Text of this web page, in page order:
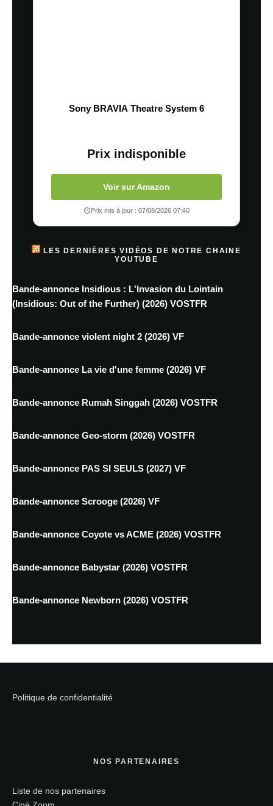
Sony BRAVIA Theatre System 6
Prix indisponible
Voir sur Amazon
Prix mis à jour : 07/08/2026 07:40
LES DERNIÈRES VIDÉOS DE NOTRE CHAINE
YOUTUBE
Bande-annonce Insidious : L'Invasion du Lointain
(Insidious: Out of the Further) (2026) VOSTFR
Bande-annonce violent night 2 (2026) VF
Bande-annonce La vie d'une femme (2026) VF
Bande-annonce Rumah Singgah (2026) VOSTFR
Bande-annonce Geo-storm (2026) VOSTFR
Bande-annonce PAS SI SEULS (2027) VF
Bande-annonce Scrooge (2026) VF
Bande-annonce Coyote vs ACME (2026) VOSTFR
Bande-annonce Babystar (2026) VOSTFR
Bande-annonce Newborn (2026) VOSTFR
Politique de confidentialité
NOS PARTENAIRES
Liste de nos partenaires